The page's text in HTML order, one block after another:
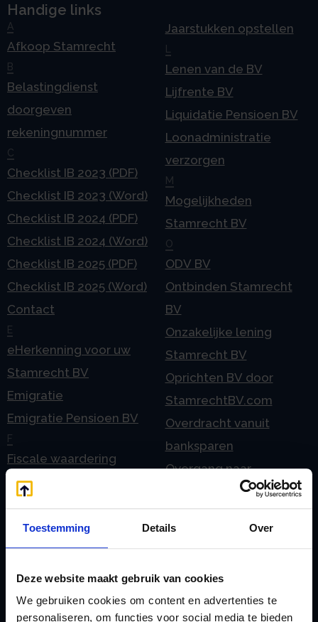
Toestemming Details Over
Deze website maakt gebruik van cookies
We gebruiken cookies om content en advertenties te
personaliseren, om functies voor social media te bieden
Handige links
A
Afkoop Stamrecht
B
Belastingdienst
doorgeven
rekeningnummer
C
Checklist IB 2023 (PDF)
Checklist IB 2023 (Word)
Checklist IB 2024 (PDF)
Checklist IB 2024 (Word)
Checklist IB 2025 (PDF)
Checklist IB 2025 (Word)
Contact
E
eHerkenning voor uw
Stamrecht BV
Emigratie
Emigratie Pensioen BV
F
Fiscale waardering
Flex BV oprichten of
Geleidebiljet jaarstukken
2024
Jaarstukken opstellen
Lenen van de BV
Lijfrente BV
Liquidatie Pensioen BV
Loonadministratie
verzorgen
M
Mogelijkheden
Stamrecht BV
O
ODV BV
Ontbinden Stamrecht
BV
Onzakelijke lening
Stamrecht BV
Oprichten BV door
StamrechtBV.com
Overdracht vanuit
banksparen
Overgang naar
Stamrecht BV
P
Pensioen BV
overlijden
Pensioen BV en